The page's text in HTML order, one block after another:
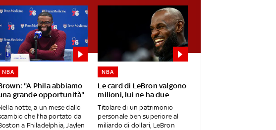
"A Phila abbiamo
grande opportunità"
NBA
notte, a un mese dallo
che l’ha portato da
a Philadelphia, Jaylen
Le card di LeBron valgono
milioni, lui ne ha due
NBA
Titolare di un patrimonio
personale ben superiore al
miliardo di dollari, LeBron